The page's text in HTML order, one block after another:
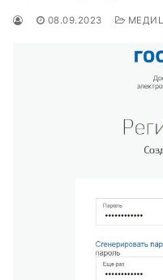
08.09.2023